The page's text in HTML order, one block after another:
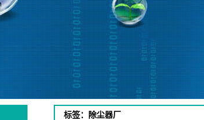
标签：除尘器厂